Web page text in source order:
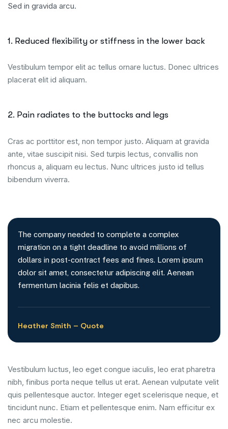
Sed in gravida arcu.
1. Reduced flexibility or stiffness in the lower back
Vestibulum tempor elit ac tellus ornare luctus. Donec ultrices
placerat elit id aliquam.
2. Pain radiates to the buttocks and legs
Cras ac porttitor est, non tempor justo. Aliquam at gravida
ante, vitae suscipit nisi. Sed turpis lectus, convallis non
rhoncus a, aliquam eu lectus. Nunc ultrices justo id tellus
bibendum viverra.
The company needed to complete a complex
migration on a tight deadline to avoid millions of
dollars in post-contract fees and fines. Lorem ipsum
dolor sit amet, consectetur adipiscing elit. Aenean
fermentum lacinia felis et dapibus.
Heather Smith – Quote
Vestibulum luctus, leo eget congue iaculis, leo erat pharetra
nibh, finibus porta neque tellus ut erat. Aenean vulputate velit
quis pellentesque auctor. Integer eget scelerisque neque, et
tincidunt nunc. Etiam et pellentesque enim. Nam efficitur ex
nec arcu molestie.